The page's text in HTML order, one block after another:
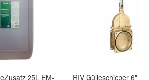
25L EM- RIV Gülleschieber 6"